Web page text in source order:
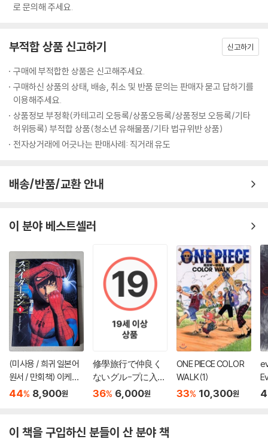
로 문의해 주세요.
부적합 상품 신고하기 신고하기
구매에 부적합한 상품은 신고해주세요.
구매하신 상품의 상태, 배송, 취소 및 반품 문의는 판매자 묻고 답하기를
이용해주세요.
상품정보 부정확(카테고리 오등록/상품오등록/상품정보 오등록/기타
허위등록) 부적합 상품(청소년 유해물품/기타 법규위반 상품)
전자상거래에 어긋나는 판매사례: 직거래 유도
배송/반품/교환 안내
이 분야 베스트셀러
(미사용 / 희귀 일본어
원서 / 만회책) 이케가
미 료이치 - 스파이더
44% 8,900원
修學旅行で仲良く
ないグル-プに入り
ました 1
36% 6,000원
ONE PIECE COLOR
WALK(1)
33% 10,300원
e
이 책을 구입하신 분들이 산 분야 책